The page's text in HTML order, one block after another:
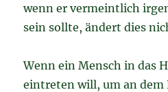
wenn er vermeintlich
sein sollte, ändert dies
Wenn ein Mensch in das
eintreten will, um an dem